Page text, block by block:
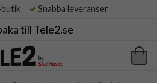
butik Snabba leveranser
till Tele2.se